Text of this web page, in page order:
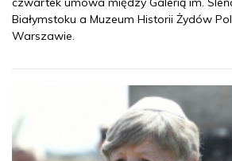
Białymstoku a Muzeum Historii Żydów
Warszawie.